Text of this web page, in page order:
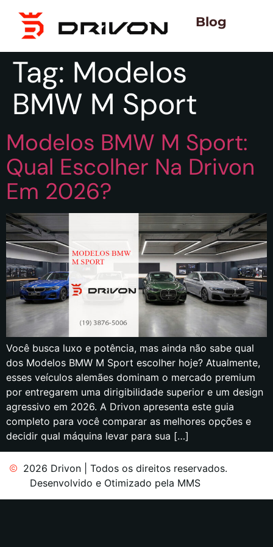
Blog
Tag: Modelos
BMW M Sport
Modelos BMW M Sport:
Qual Escolher Na Drivon
Em 2026?
Você busca luxo e potência, mas ainda não sabe qual
dos Modelos BMW M Sport escolher hoje? Atualmente,
esses veículos alemães dominam o mercado premium
por entregarem uma dirigibilidade superior e um design
agressivo em 2026. A Drivon apresenta este guia
completo para você comparar as melhores opções e
decidir qual máquina levar para sua […]
2026 Drivon | Todos os direitos reservados.
Desenvolvido e Otimizado pela MMS